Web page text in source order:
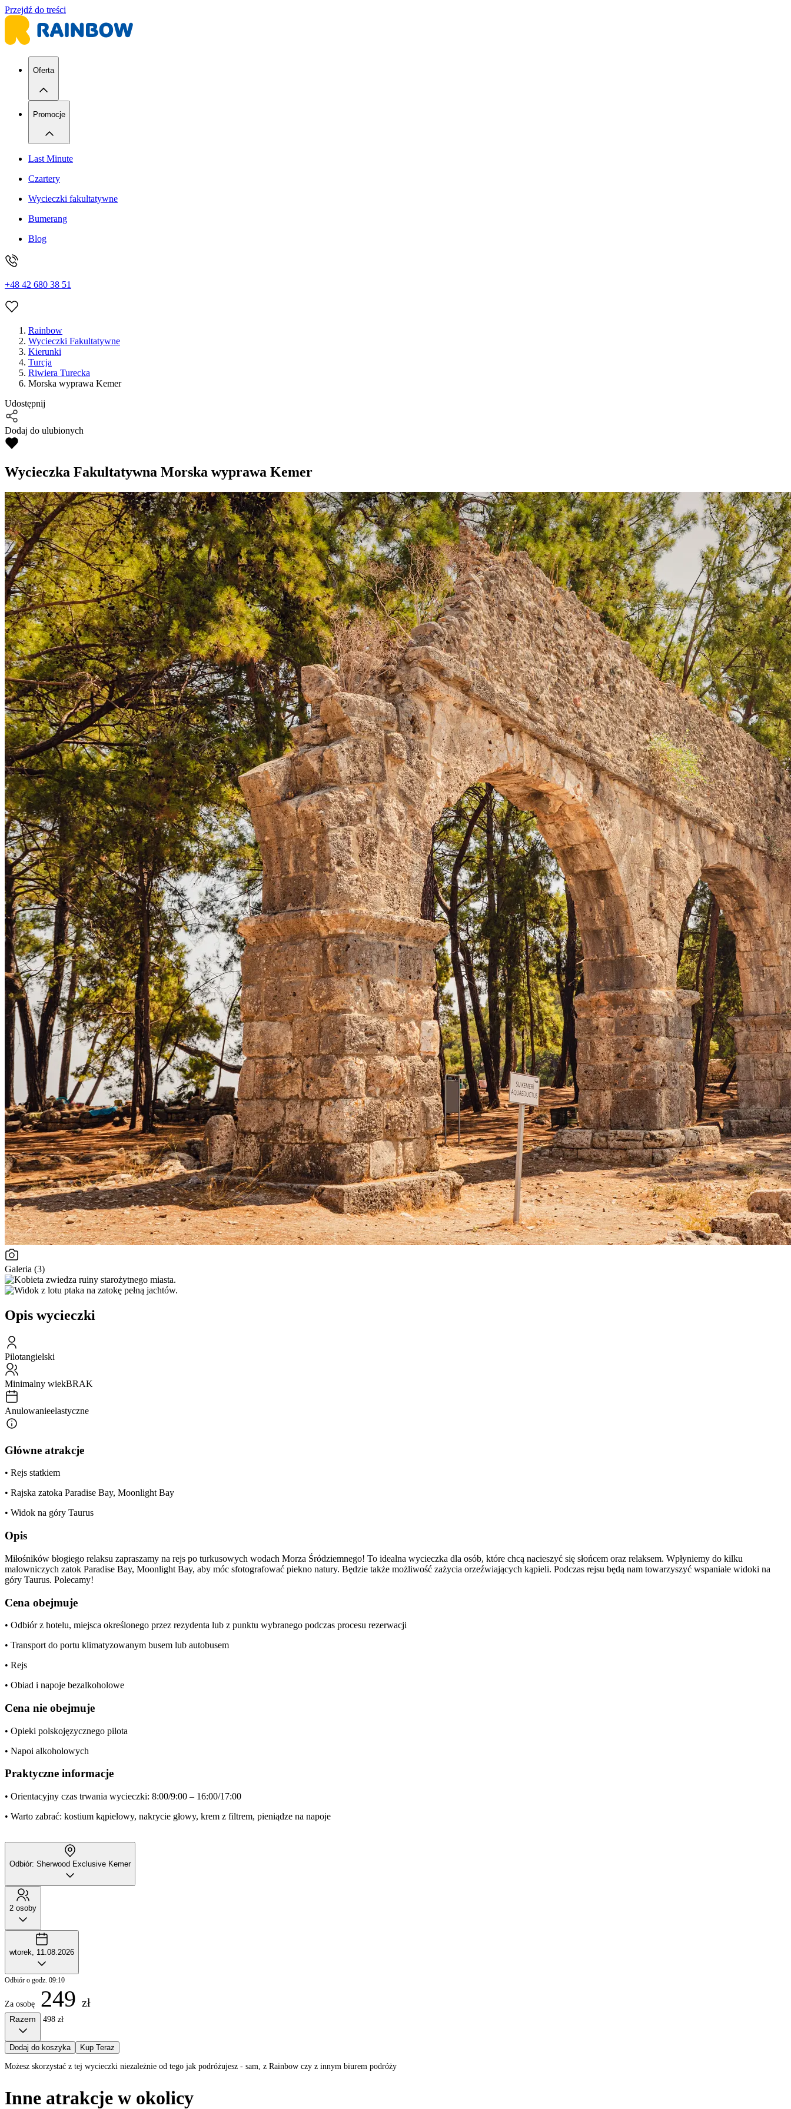
Przejdź do treści
Oferta
Promocje
Last Minute
Czartery
Wycieczki fakultatywne
Bumerang
Blog
+48 42 680 38 51
Rainbow
Wycieczki Fakultatywne
Kierunki
Turcja
Riwiera Turecka
Morska wyprawa Kemer
Udostępnij
Dodaj do ulubionych
Wycieczka Fakultatywna Morska wyprawa Kemer
Galeria (3)
Opis wycieczki
Pilotangielski
Minimalny wiekBRAK
Anulowanieelastyczne
Główne atrakcje
• Rejs statkiem
• Rajska zatoka Paradise Bay, Moonlight Bay
• Widok na góry Taurus
Opis
Miłośników błogiego relaksu zapraszamy na rejs po turkusowych wodach Morza Śródziemnego! To idealna wycieczka dla osób, które chcą nacieszyć się słońcem oraz relaksem. Wpłyniemy do kilku
malowniczych zatok Paradise Bay, Moonlight Bay, aby móc sfotografować piekno natury. Będzie także możliwość zażycia orzeźwiających kąpieli. Podczas rejsu będą nam towarzyszyć wspaniałe widoki na
góry Taurus. Polecamy!
Cena obejmuje
• Odbiór z hotelu, miejsca określonego przez rezydenta lub z punktu wybranego podczas procesu rezerwacji
• Transport do portu klimatyzowanym busem lub autobusem
• Rejs
• Obiad i napoje bezalkoholowe
Cena nie obejmuje
• Opieki polskojęzycznego pilota
• Napoi alkoholowych
Praktyczne informacje
• Orientacyjny czas trwania wycieczki: 8:00/9:00 – 16:00/17:00
• Warto zabrać: kostium kąpielowy, nakrycie głowy, krem z filtrem, pieniądze na napoje
Odbiór: Sherwood Exclusive Kemer
2 osoby
wtorek, 11.08.2026
Odbiór o godz. 09:10
Za osobę 249 zł
Razem 498 zł
Dodaj do koszyka Kup Teraz
Możesz skorzystać z tej wycieczki niezależnie od tego jak podróżujesz - sam, z Rainbow czy z innym biurem podróży
Inne atrakcje w okolicy